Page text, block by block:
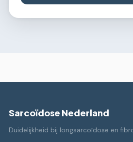
Sarcoïdose Nederland
Duidelijkheid bij longsarcoïdose en